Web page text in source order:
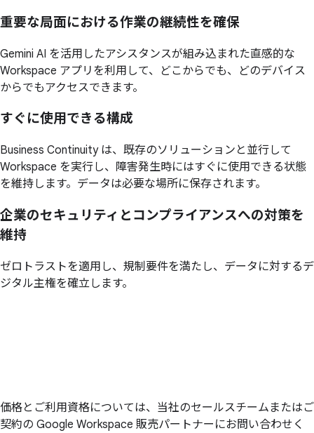
重要な局面における作業の継続性を確保
Gemini AI を活用したアシスタンスが組み込まれた直感的な
Workspace アプリを利用して、どこからでも、どのデバイス
からでもアクセスできます。
すぐに使用できる構成
Business Continuity は、既存のソリューションと並行して
Workspace を実行し、障害発生時にはすぐに使用できる状態
を維持します。データは必要な場所に保存されます。
企業のセキュリティと コンプライアンスへの対策を
維持
ゼロトラストを適用し、規制要件を満たし、データに対するデ
ジタル主権を確立します。
価格とご利用資格については、当社のセールスチームまたはご
契約の Google Workspace 販売パートナーにお問い合わせく